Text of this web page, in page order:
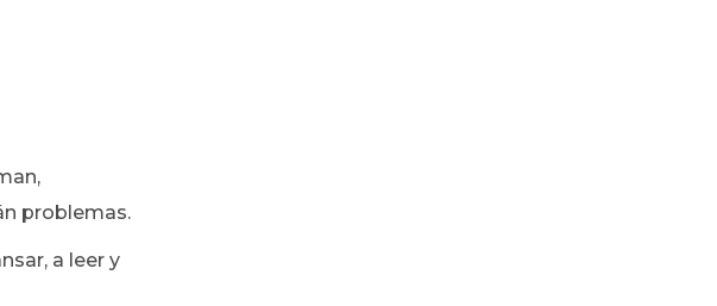
problemas.
a leer y